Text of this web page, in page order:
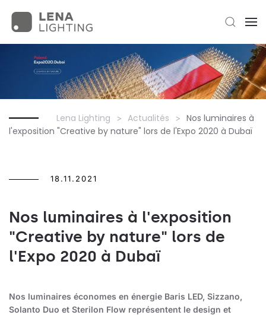
Lena Lighting Actualités
Nos luminaires à
l'exposition "Creative by nature" lors de l'Expo 2020 à Dubaï
18.11.2021
Nos luminaires à l'exposition
"Creative by nature" lors de
l'Expo 2020 à Dubaï
Nos luminaires économes en énergie Baris LED, Sizzano,
Solanto Duo et Sterilon Flow représentent le design et